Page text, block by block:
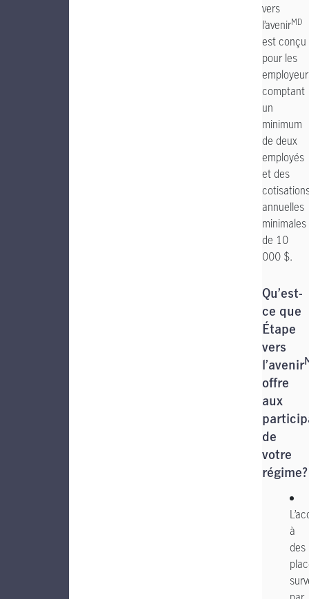
vers
l’avenirMD
est conçu
pour les
comptant
un
minimum
de deux
employés
et des
annuelles
minimales
de 10
000 $.
Qu’est-
ce que
Étape
vers
l’avenir
offre
aux
de
votre
régime?
à
des